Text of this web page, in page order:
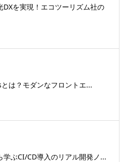
DXを実現！エコツーリズム社の
は？モダンなフロントエ...
学ぶCI/CD導入のリアル開発ノ...